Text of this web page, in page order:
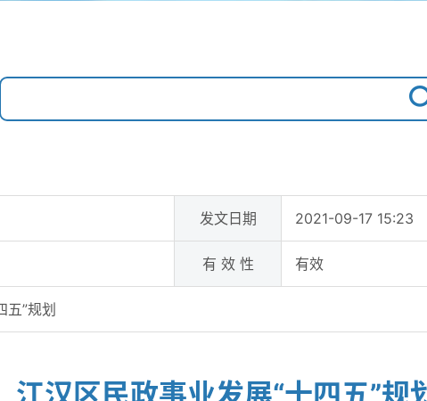
发文日期 2021-09-17 15:23
有 效 性 有效
五”规划